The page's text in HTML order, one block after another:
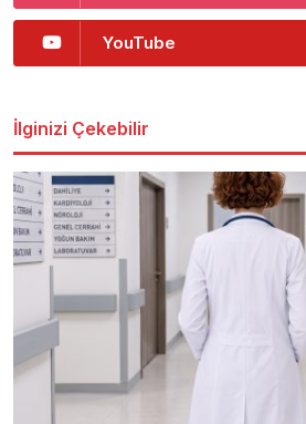
YouTube
İlginizi Çekebilir